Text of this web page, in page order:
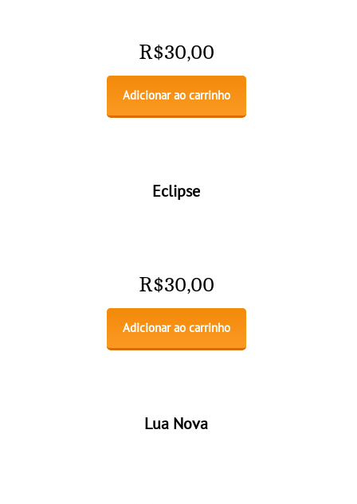
R$30,00
Adicionar ao carrinho
Eclipse
R$30,00
Adicionar ao carrinho
Lua Nova